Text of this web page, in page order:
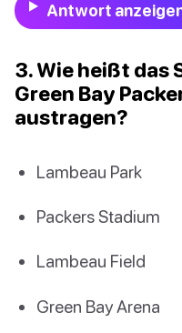
Antwort
3. Wie heißt das
Green Bay
austragen?
Lambeau Park
Packers Stadium
Lambeau Field
Green Bay Arena